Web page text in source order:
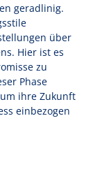
geradlinig.
über
Hier ist es
zu
Phase
ihre Zukunft
einbezogen